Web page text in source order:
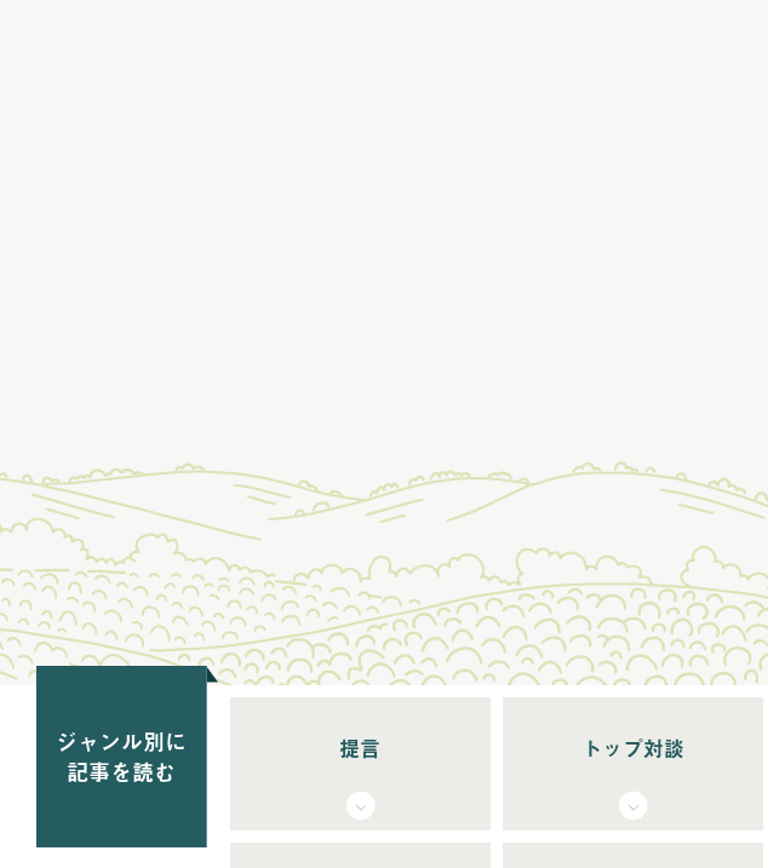
ジャンル別に
記事を読む
提言 トップ対談